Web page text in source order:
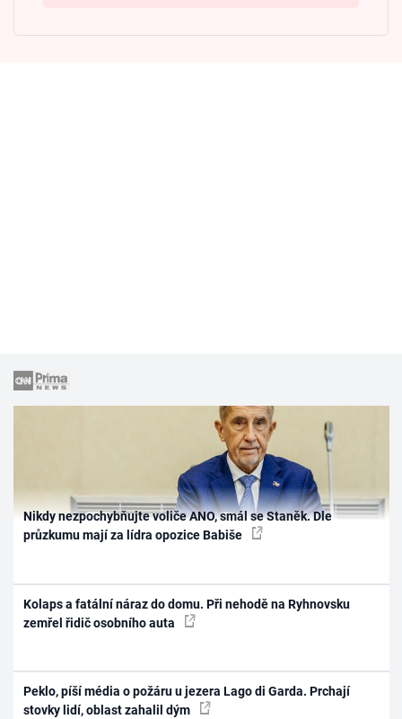
Nikdy nezpochybňujte voliče ANO, smál se Staněk. Dle
průzkumu mají za lídra opozice Babiše
Kolaps a fatální náraz do domu. Při nehodě na Ryhnovsku
zemřel řidič osobního auta
Peklo, píší média o požáru u jezera Lago di Garda. Prchají
stovky lidí, oblast zahalil dým